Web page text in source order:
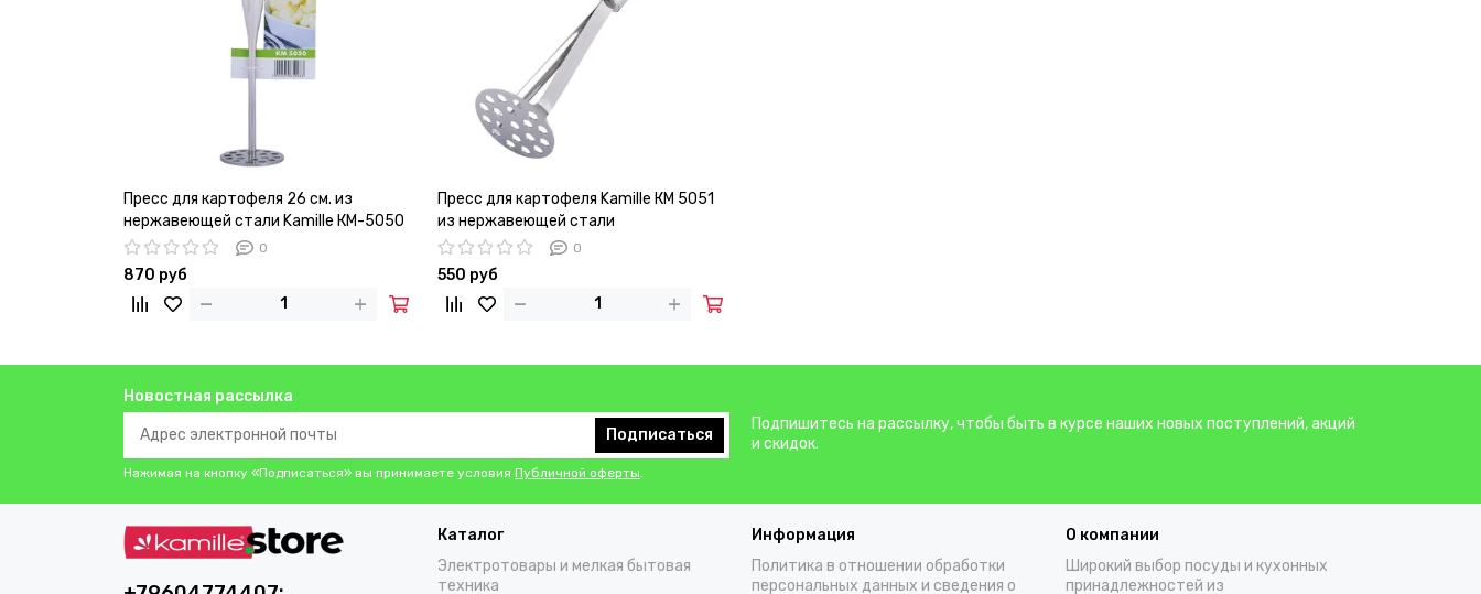
Пресс для картофеля 26 см. из
нержавеющей стали Kamille КМ-5050
0
870 руб
Пресс для картофеля Kamille КМ 5051
из нержавеющей стали
0
550 руб
Новостная рассылка
Подписаться
Нажимая на кнопку «Подписаться» вы принимаете условия Публичной оферты.
Подпишитесь на рассылку, чтобы быть в курсе наших новых поступлений, акций
и скидок.
Каталог
Электротовары и мелкая бытовая
техника
Информация
Политика в отношении обработки
персональных данных и сведения о
О компании
Широкий выбор посуды и кухонных
принадлежностей из